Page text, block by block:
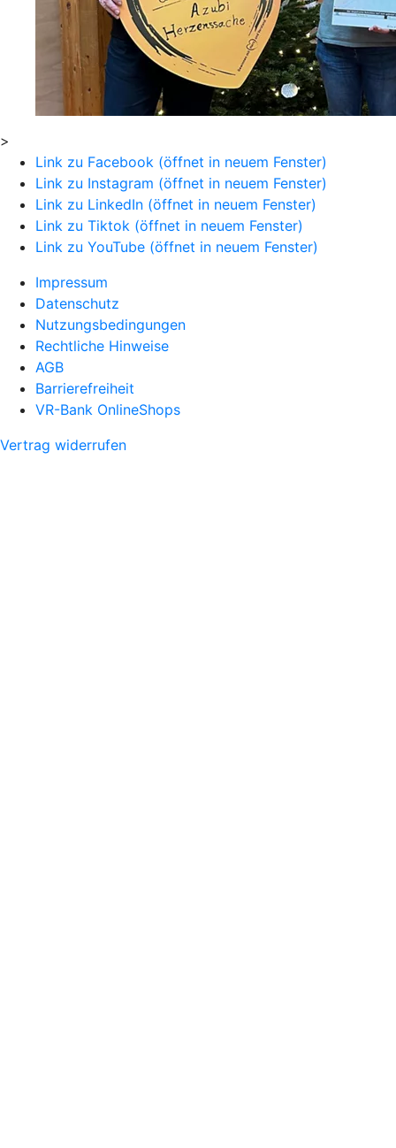
>
Link zu Facebook (öffnet in neuem Fenster)
Link zu Instagram (öffnet in neuem Fenster)
Link zu LinkedIn (öffnet in neuem Fenster)
Link zu Tiktok (öffnet in neuem Fenster)
Link zu YouTube (öffnet in neuem Fenster)
Impressum
Datenschutz
Nutzungsbedingungen
Rechtliche Hinweise
AGB
Barrierefreiheit
VR-Bank OnlineShops
Vertrag widerrufen